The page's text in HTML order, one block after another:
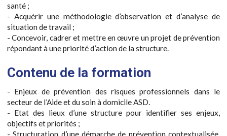
santé ;
- Acquérir une méthodologie d’observation et d’analyse de
situation de travail ;
- Concevoir, cadrer et mettre en œuvre un projet de prévention
répondant à une priorité d’action de la structure.
Contenu de la formation
- Enjeux de prévention des risques professionnels dans le
secteur de l’Aide et du soin à domicile ASD.
- Etat des lieux d’une structure pour identifier ses enjeux,
objectifs et priorités ;
- Structuration d’une démarche de prévention contextualisée,